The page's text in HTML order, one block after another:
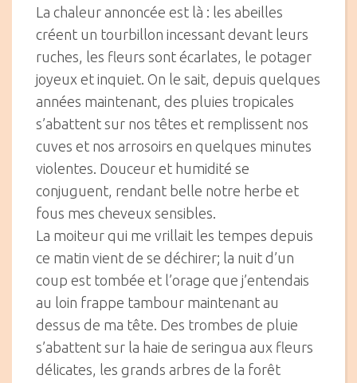
La chaleur annoncée est là : les abeilles
créent un tourbillon incessant devant leurs
ruches, les fleurs sont écarlates, le potager
joyeux et inquiet. On le sait, depuis quelques
années maintenant, des pluies tropicales
s’abattent sur nos têtes et remplissent nos
cuves et nos arrosoirs en quelques minutes
violentes. Douceur et humidité se
conjuguent, rendant belle notre herbe et
fous mes cheveux sensibles.
La moiteur qui me vrillait les tempes depuis
ce matin vient de se déchirer; la nuit d’un
coup est tombée et l’orage que j’entendais
au loin frappe tambour maintenant au
dessus de ma tête. Des trombes de pluie
s’abattent sur la haie de seringua aux fleurs
délicates, les grands arbres de la forêt